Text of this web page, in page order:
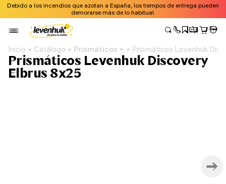
Debido a los incendios que azotan a España, los tiempos de entrega pueden
demorarse más de lo habitual.
Inicio Catálogo Prismáticos Prismáticos Levenhuk
Prismáticos Levenhuk Discovery
Elbrus 8x25